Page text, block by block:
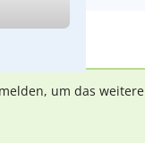
um das weitere